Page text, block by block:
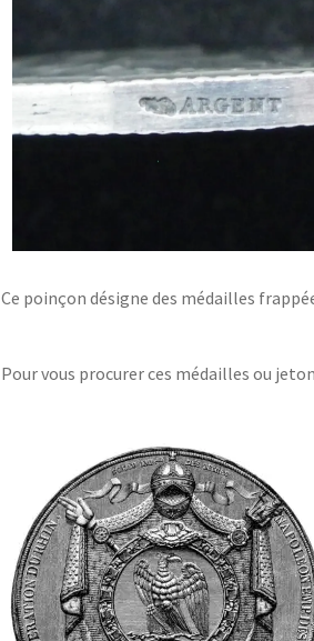
Ce poinçon désigne des médailles
Pour vous procurer ces médailles ou